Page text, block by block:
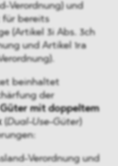
Verordnung) und
für bereits
(Artikel 3i Abs. 3ch
und Artikel 1ra
beinhaltet
der
Güter mit doppeltem
Dual-Use-Güter
Verordnung und